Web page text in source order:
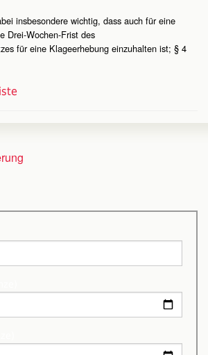
insbesondere wichtig, dass auch für eine
Drei-Wochen-Frist des
für eine Klageerhebung einzuhalten ist; § 4